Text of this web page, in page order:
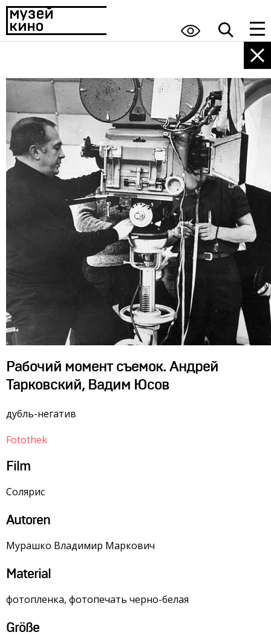
Рабочий момент съемок. Андрей
Тарковский, Вадим Юсов
дубль-негатив
Fotothek
Film
Солярис
Autoren
Мурашко Владимир Маркович
Material
фотопленка, фотопечать черно-белая
Größe